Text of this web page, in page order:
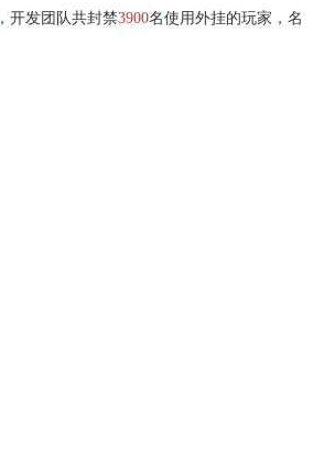
，开发团队共封禁3900名使用外挂的玩家，名